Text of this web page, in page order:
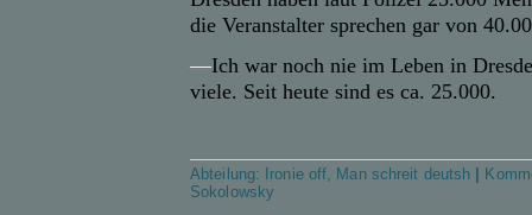
die Veranstalter sprechen gar von
—Ich war noch nie im Leben in
viele. Seit heute sind es ca. 25.000.
Abteilung: Ironie off, Man schreit deutsh
Sokolowsky